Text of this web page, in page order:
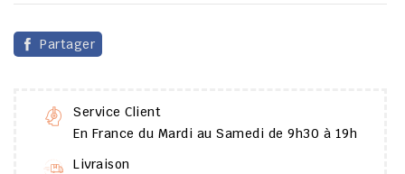
Partager
Service Client
En France du Mardi au Samedi de 9h30 à 19h
Livraison